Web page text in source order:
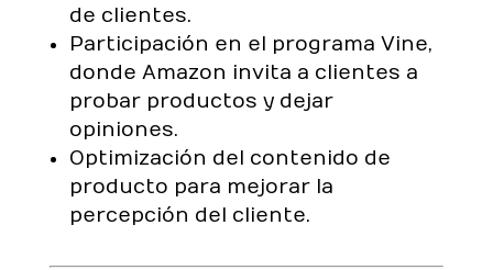
de clientes.
Participación en el programa Vine,
donde Amazon invita a clientes a
probar productos y dejar
opiniones.
Optimización del contenido de
producto para mejorar la
percepción del cliente.